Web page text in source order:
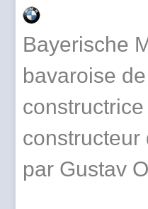
Bayerische
bavaroise
constructeur
par Gustav